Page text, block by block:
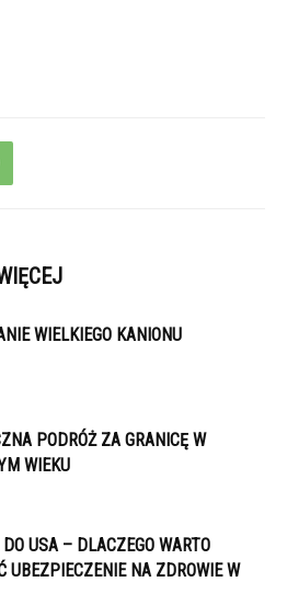
WIELKIEGO KANIONU
PODRÓŻ ZA GRANICĘ W
WIEKU
USA – DLACZEGO WARTO
UBEZPIECZENIE NA ZDROWIE W